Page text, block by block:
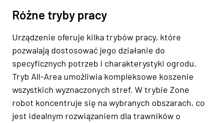
Różne tryby pracy
Urządzenie oferuje kilka trybów pracy, które
pozwalają dostosować jego działanie do
specyficznych potrzeb i charakterystyki ogrodu.
Tryb All-Area umożliwia kompleksowe koszenie
wszystkich wyznaczonych stref. W trybie Zone
robot koncentruje się na wybranych obszarach, co
jest idealnym rozwiązaniem dla trawników o